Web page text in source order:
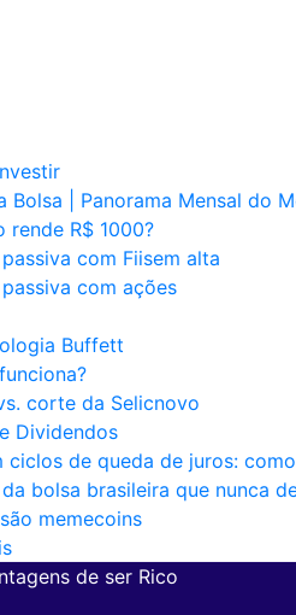
Bolsa | Panorama Mensal do
rende R$ 1000?
passiva com Fiisem alta
passiva com ações
Buffett
corte da Selicnovo
Dividendos
ciclos de queda de juros:
bolsa brasileira que nunca
memecoins
de ser Rico